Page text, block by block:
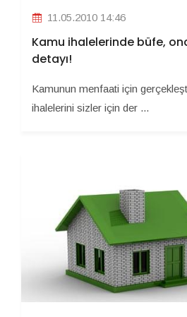
11.05.2010 14:46
Kamu ihalelerinde büfe,
detayı!
Kamunun menfaati için
ihalelerini sizler için der ...